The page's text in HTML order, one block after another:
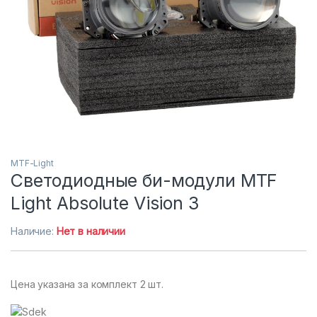
MTF-Light
Светодиодные би-модули MTF
Light Absolute Vision 3
Наличие: Нет в наличии
Цена указана за комплект 2 шт.